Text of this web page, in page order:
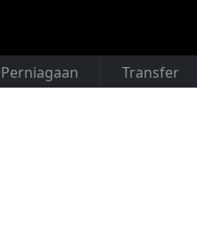
Perniagaan Transfer